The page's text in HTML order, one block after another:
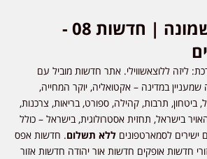
חדשות אפס שמונה | חדשות 08 -
ליזה ללוצאשווילי. אתר חדשות מוביל עם
במדינה – אקטואליה, יוקר המחייה,
ביטחון, תרבות, קהילה, ספורט, בריאות, צרכנות,
בישראל, תחזית אסטרולוגית, בישראל – כולל
ישירים לסמארטפונים ללא תשלום. חדשות אפס
חדשות אופקים חדשות אור יהודה חדשות אזור